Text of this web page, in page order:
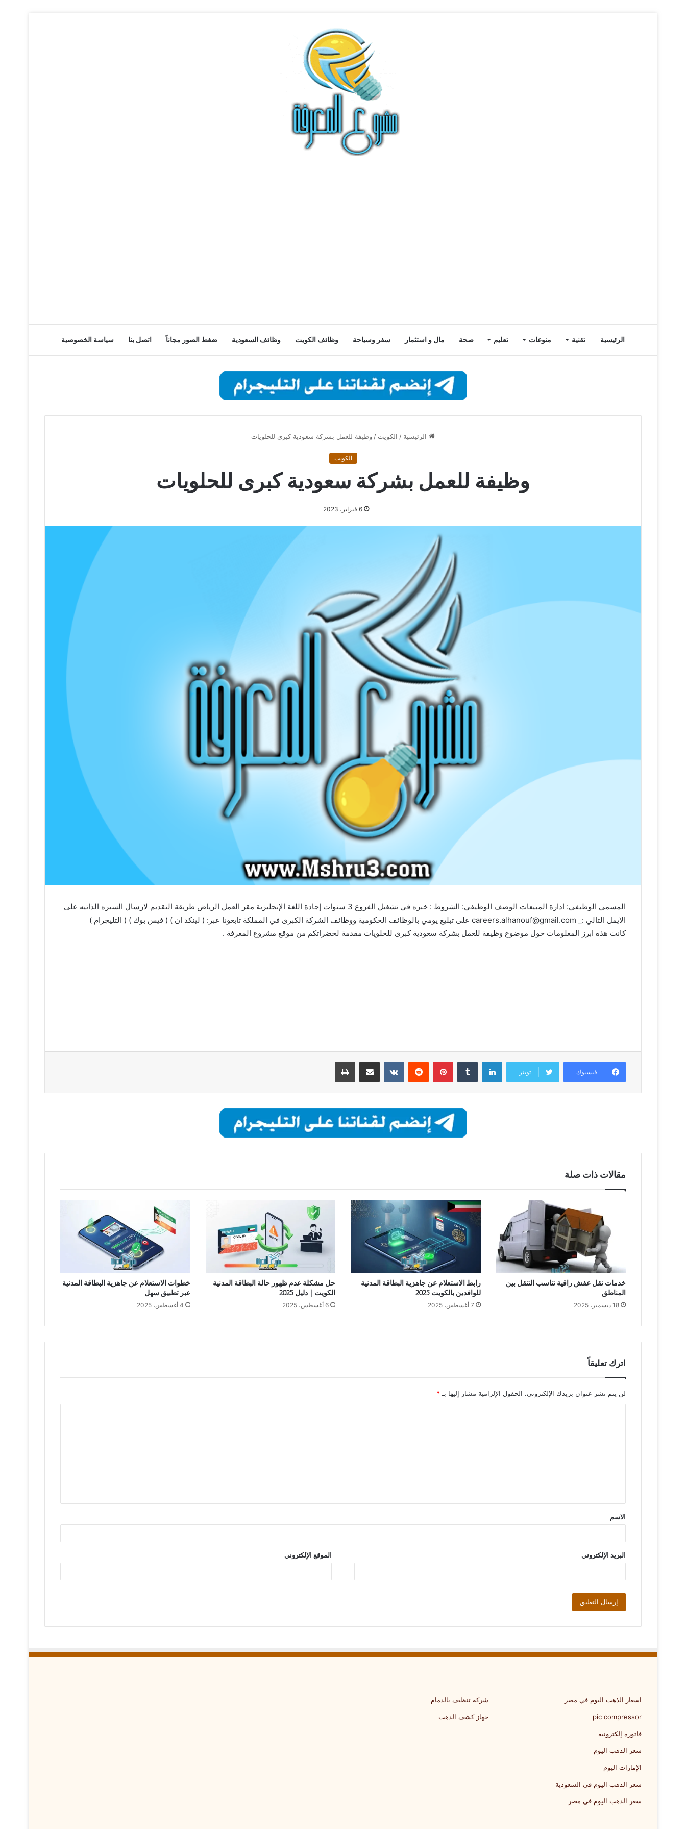
الرئيسية تقنية منوعات تعليم صحة مال و استثمار سفر وسياحة وظائف الكويت وظائف السعودية ضغط الصور مجاناً اتصل بنا سياسة الخصوصية
الرئيسية / الكويت / وظيفة للعمل بشركة سعودية كبرى للحلويات
الكويت
وظيفة للعمل بشركة سعودية كبرى للحلويات
6 فبراير، 2023
المسمي الوظيفي: ادارة المبيعات الوصف الوظيفي: الشروط :‏ خبره في تشغيل الفروع 3 سنوات إجادة اللغة الإنجليزية مقر العمل الرياض طريقة التقديم لارسال السيره الذاتيه على
الايمل التالي :_ careers.alhanouf@gmail.com على تبليغ يومي بالوظائف الحكومية ووظائف الشركة الكبرى في المملكة تابعونا عبر: ( لينكد ان ) ( فيس بوك ) ( التليجرام )
كانت هذه ابرز المعلومات حول موضوع وظيفة للعمل بشركة سعودية كبرى للحلويات مقدمة لحضراتكم من موقع مشروع المعرفة .
فيسبوك تويتر
لينكدإن بينتيريست مشاركة عبر البريد طباعة
مقالات ذات صلة
خدمات نقل عفش راقية تناسب التنقل بين
المناطق
18 ديسمبر، 2025
رابط الاستعلام عن جاهزية البطاقة المدنية
للوافدين بالكويت 2025
7 أغسطس، 2025
حل مشكلة عدم ظهور حالة البطاقة المدنية
الكويت | دليل 2025
6 أغسطس، 2025
خطوات الاستعلام عن جاهزية البطاقة المدنية
عبر تطبيق سهل
4 أغسطس، 2025
اترك تعليقاً
لن يتم نشر عنوان بريدك الإلكتروني. الحقول الإلزامية مشار إليها بـ*
ق
*
الاسم
البريد الإلكتروني الموقع الإلكتروني
اسعار الذهب اليوم في مصر
pic compressor
فاتورة إلكترونية
سعر الذهب اليوم
الإمارات اليوم
سعر الذهب اليوم في السعودية
سعر الذهب اليوم في مصر
شركة تنظيف بالدمام
جهاز كشف الذهب